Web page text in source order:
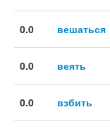
0.0 вешаться
0.0 веять
0.0 взбить